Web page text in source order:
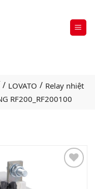
/ LOVATO / Relay nhiệt
RF200_RF200100